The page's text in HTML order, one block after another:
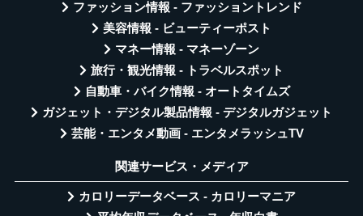
ファッション情報 - ファッショントレンド
美容情報 - ビューティーポスト
マネー情報 - マネーゾーン
旅行・観光情報 - トラベルスポット
自動車・バイク情報 - オートタイムズ
ガジェット・デジタル製品情報 - デジタルガジェット
芸能・エンタメ動画 - エンタメラッシュTV
関連サービス・メディア
カロリーデータベース - カロリーマニア